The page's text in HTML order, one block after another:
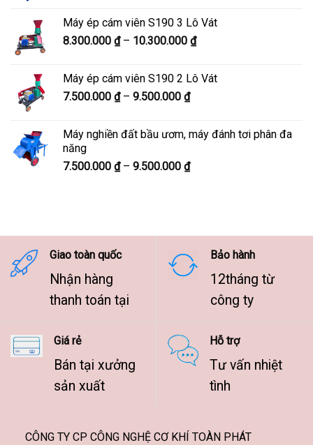
9.800.000 ₫
đến
Máy ép cám viên S190 3 Lô Vát
8.300.000 ₫ – 10.300.000 ₫Khoảng
8.300.000 ₫
Máy ép cám viên S190 2 Lô Vát
7.500.000 ₫ – 9.500.000 ₫Khoảng
7.500.000 ₫
9.500.000 ₫
Máy nghiền đất bầu ươm, máy đánh tơi phân đa
năng
7.500.000 ₫ – 9.500.000 ₫Khoảng
9.500.000 ₫
Giao toàn quốc
Nhận hàng
thanh toán tại
Bảo hành
12tháng từ
công ty
Giá rẻ
Bán tại xưởng
sản xuất
Hỗ trợ
Tư vấn nhiệt
tình
CÔNG TY CP CÔNG NGHỆ CƠ KHÍ TOÀN PHÁT